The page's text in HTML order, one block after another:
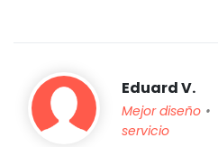
Eduard V.
Mejor diseño
servicio